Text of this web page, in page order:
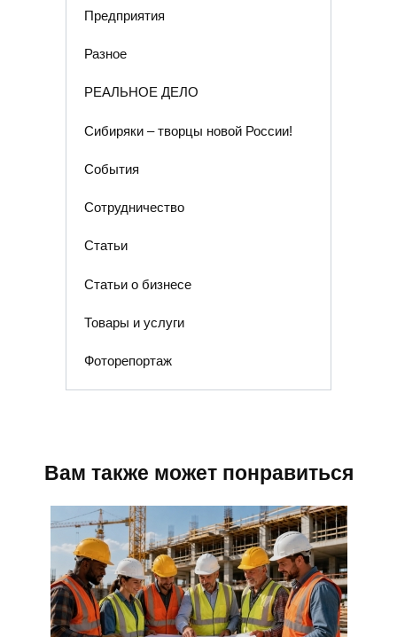
Предприятия
Разное
РЕАЛЬНОЕ ДЕЛО
Сибиряки – творцы новой России!
События
Сотрудничество
Статьи
Статьи о бизнесе
Товары и услуги
Фоторепортаж
Вам также может понравиться